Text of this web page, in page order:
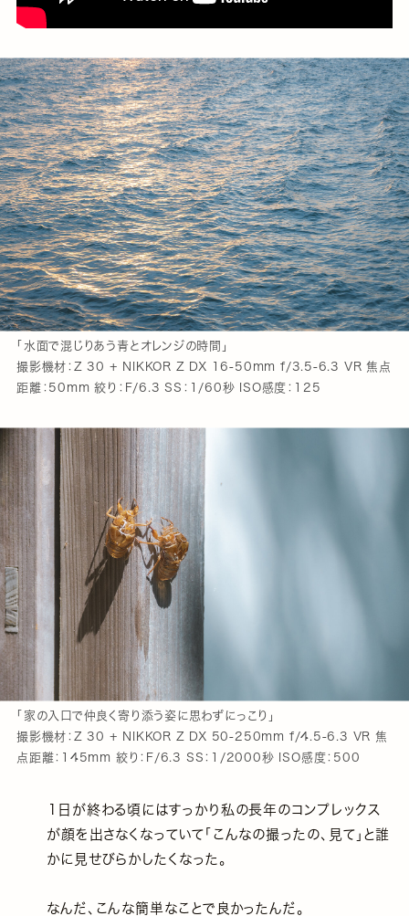
「水面で混じりあう青とオレンジの時間」
撮影機材：Z 30 + NIKKOR Z DX 16-50mm f/3.5-6.3 VR 焦点
距離：50mm 絞り：F/6.3 SS：1/60秒 ISO感度：125
「家の入口で仲良く寄り添う姿に思わずにっこり」
撮影機材：Z 30 + NIKKOR Z DX 50-250mm f/4.5-6.3 VR 焦
点距離：145mm 絞り：F/6.3 SS：1/2000秒 ISO感度：500
１日が終わる頃にはすっかり私の長年のコンプレックス
が顔を出さなくなっていて「こんなの撮ったの、見て」と誰
かに見せびらかしたくなった。
なんだ、こんな簡単なことで良かったんだ。